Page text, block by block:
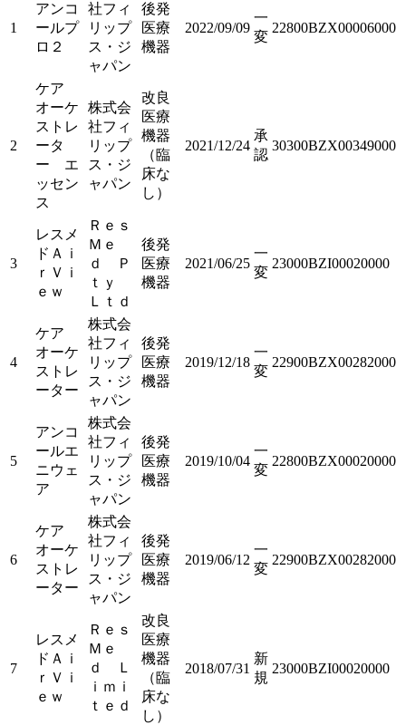
1
アンコ
ールプ
ロ２
社フィ
リップ
ス・ジ
ャパン
後発
医療
機器
2022/09/09
一
変
22800BZX00006000
2
ケア
オーケ
ストレ
ータ
ー エ
ッセン
ス
株式会
社フィ
リップ
ス・ジ
ャパン
改良
医療
機器
（臨
床な
し）
2021/12/24
承
認
30300BZX00349000
3
レスメ
ドＡｉ
ｒＶｉ
ｅｗ
Ｒｅｓ
Ｍｅ
ｄ Ｐ
ｔｙ
Ｌｔｄ
後発
医療
機器
2021/06/25
一
変
23000BZI00020000
4
ケア
オーケ
ストレ
ーター
株式会
社フィ
リップ
ス・ジ
ャパン
後発
医療
機器
2019/12/18
一
変
22900BZX00282000
5
アンコ
ールエ
ニウェ
ア
株式会
社フィ
リップ
ス・ジ
ャパン
後発
医療
機器
2019/10/04
一
変
22800BZX00020000
6
ケア
オーケ
ストレ
ーター
株式会
社フィ
リップ
ス・ジ
ャパン
後発
医療
機器
2019/06/12
一
変
22900BZX00282000
7
レスメ
ドＡｉ
ｒＶｉ
ｅｗ
Ｒｅｓ
Ｍｅ
ｄ Ｌ
ｉｍｉ
ｔｅｄ
改良
医療
機器
（臨
床な
し）
2018/07/31
新
規
23000BZI00020000